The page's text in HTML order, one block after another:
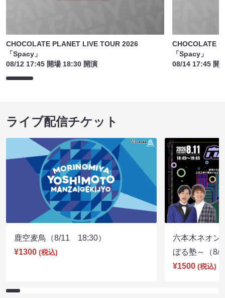
CHOCOLATE PLANET LIVE TOUR 2026
「Spacy」
08/12 17:45 開場 18:30 開演
CHOCOLATE
「Spacy」
08/14 17:45 開
ライブ配信チケット
鹿空麦鳥（8/11 18:30）
¥1300 (税込)
六本木ネオン
ぼる塾～（
¥1500 (税込)